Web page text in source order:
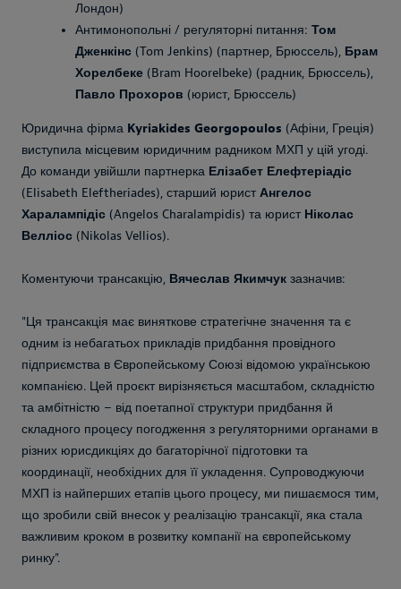
Лондон)
Антимонопольні / регуляторні питання: Том
Дженкінс (Tom Jenkins) (партнер, Брюссель), Брам
Хорелбеке (Bram Hoorelbeke) (радник, Брюссель),
Павло Прохоров (юрист, Брюссель)
Юридична фірма Kyriakides Georgopoulos (Афіни, Греція)
виступила місцевим юридичним радником МХП у цій угоді.
До команди увійшли партнерка Елізабет Елефтеріадіс
(Elisabeth Eleftheriades), старший юрист Ангелос
Харалампідіс (Angelos Charalampidis) та юрист Ніколас
Велліос (Nikolas Vellios).
Коментуючи трансакцію, Вячеслав Якимчук зазначив:
"Ця трансакція має виняткове стратегічне значення та є
одним із небагатьох прикладів придбання провідного
підприємства в Європейському Союзі відомою українською
компанією. Цей проєкт вирізняється масштабом, складністю
та амбітністю – від поетапної структури придбання й
складного процесу погодження з регуляторними органами в
різних юрисдикціях до багаторічної підготовки та
координації, необхідних для її укладення. Супроводжуючи
МХП із найперших етапів цього процесу, ми пишаємося тим,
що зробили свій внесок у реалізацію трансакції, яка стала
важливим кроком в розвитку компанії на європейському
ринку".